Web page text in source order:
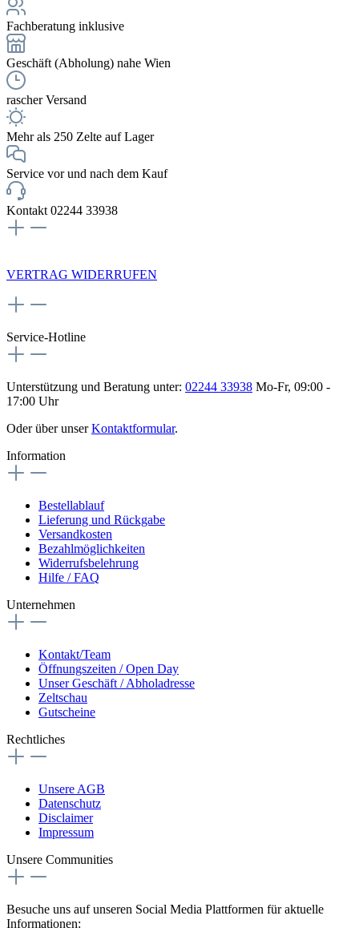
Fachberatung inklusive
Geschäft (Abholung) nahe Wien
rascher Versand
Mehr als 250 Zelte auf Lager
Service vor und nach dem Kauf
Kontakt 02244 33938
VERTRAG WIDERRUFEN
Service-Hotline
Unterstützung und Beratung unter: 02244 33938 Mo-Fr, 09:00 -
17:00 Uhr
Oder über unserKontaktformular.
Information
Bestellablauf
Lieferung und Rückgabe
Versandkosten
Bezahlmöglichkeiten
Widerrufsbelehrung
Hilfe / FAQ
Unternehmen
Kontakt/Team
Öffnungszeiten / Open Day
Unser Geschäft / Abholadresse
Zeltschau
Gutscheine
Rechtliches
Unsere AGB
Datenschutz
Disclaimer
Impressum
Unsere Communities
Besuche uns auf unseren Social Media Plattformen für aktuelle
Informationen: